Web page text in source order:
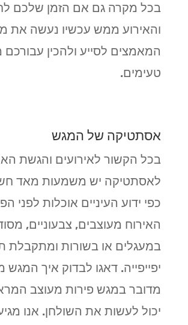
בכל מקרה גם אם הזמן שלכם
והאירוע ממש עכשיו נעשה את
המאמצים לסייע ולהכין עבורכם
טעימים.
אסתטיקה של המגש
בכל הקשור לאירועים והגשת
לאסתטיקה יש משמעות מאד
כפי ידוע העיניים אוכלות לפני
האירוח מעוצבים, צבעוניים,
במעגלים או בשורות ומתקבלת
יפייפייה. דאגו לבדוק איך המגש
מדובר במגש פירות מעוצב
יכול לעשות את השולחן. אנו